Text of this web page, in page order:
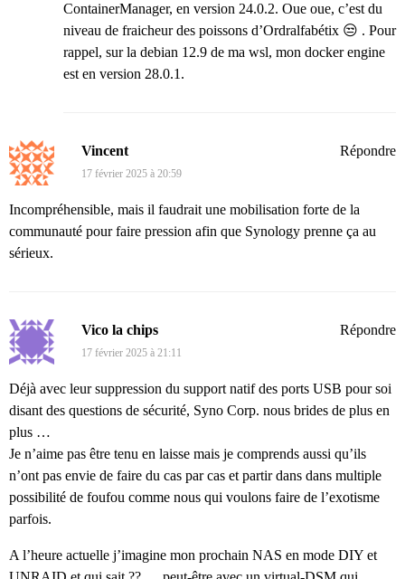
ContainerManager, en version 24.0.2. Oue oue, c’est du
niveau de fraicheur des poissons d’Ordralfabétix 😒 . Pour
rappel, sur la debian 12.9 de ma wsl, mon docker engine
est en version 28.0.1.
Vincent
17 février 2025 à 20:59
Incompréhensible, mais il faudrait une mobilisation forte de la
communauté pour faire pression afin que Synology prenne ça au
sérieux.
Répondre
Vico la chips
17 février 2025 à 21:11
Déjà avec leur suppression du support natif des ports USB pour soi
disant des questions de sécurité, Syno Corp. nous brides de plus en
plus …
Je n’aime pas être tenu en laisse mais je comprends aussi qu’ils
n’ont pas envie de faire du cas par cas et partir dans dans multiple
possibilité de foufou comme nous qui voulons faire de l’exotisme
parfois.
A l’heure actuelle j’imagine mon prochain NAS en mode DIY et
Répondre